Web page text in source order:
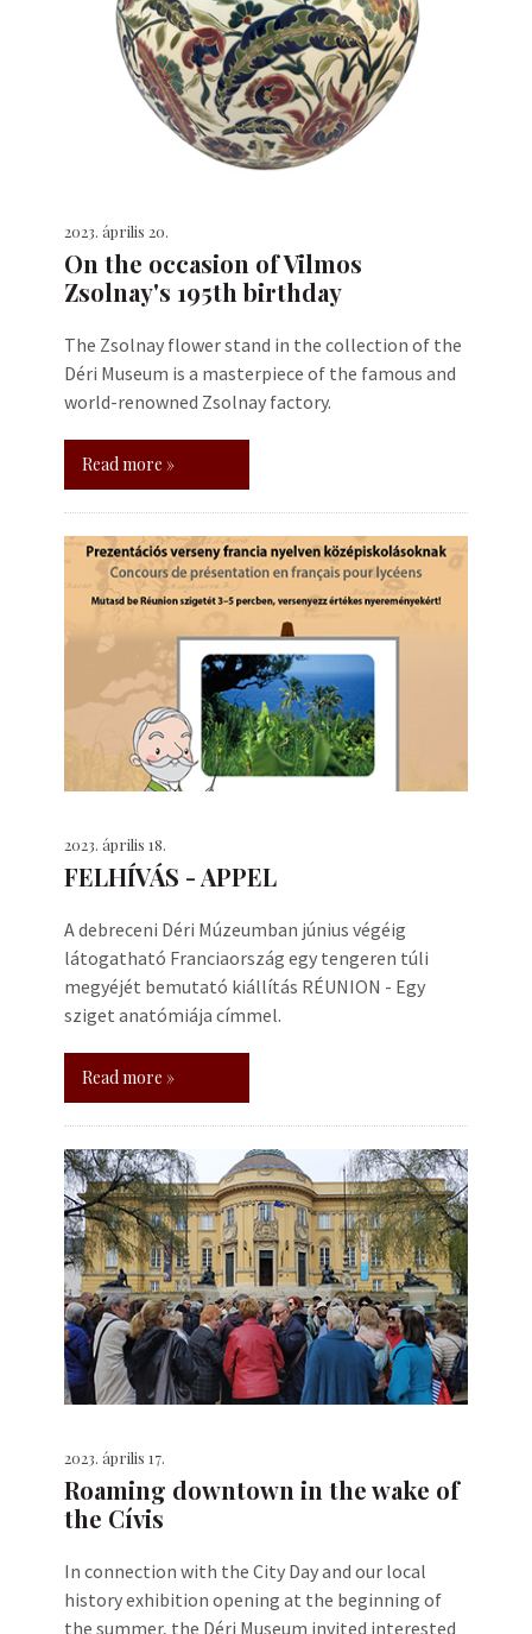
2023. április 20.
On the occasion of Vilmos
Zsolnay's 195th birthday
The Zsolnay flower stand in the collection of the
Déri Museum is a masterpiece of the famous and
world-renowned Zsolnay factory.
Read more »
2023. április 18.
FELHÍVÁS - APPEL
A debreceni Déri Múzeumban június végéig
látogatható Franciaország egy tengeren túli
megyéjét bemutató kiállítás RÉUNION - Egy
sziget anatómiája címmel.
Read more »
2023. április 17.
Roaming downtown in the wake of
the Cívis
In connection with the City Day and our local
history exhibition opening at the beginning of
the summer, the Déri Museum invited interested